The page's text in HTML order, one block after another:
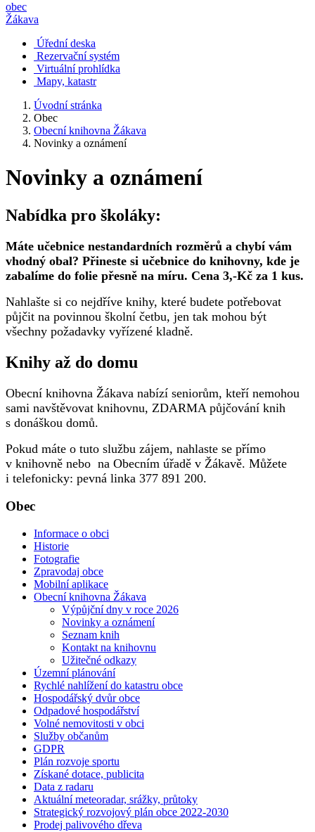
obec
Žákava
Úřední deska
Rezervační systém
Virtuální prohlídka
Mapy, katastr
Úvodní stránka
Obec
Obecní knihovna Žákava
Novinky a oznámení
Novinky a oznámení
Nabídka pro školáky:
Máte učebnice nestandardních rozměrů a chybí vám
vhodný obal? Přineste si učebnice do knihovny, kde je
zabalíme do folie přesně na míru. Cena 3,-Kč za 1 kus.
Nahlašte si co nejdříve knihy, které budete potřebovat
půjčit na povinnou školní četbu, jen tak mohou být
všechny požadavky vyřízené kladně.
Knihy až do domu
Obecní knihovna Žákava nabízí seniorům, kteří nemohou
sami navštěvovat knihovnu, ZDARMA půjčování knih
s donáškou domů.
Pokud máte o tuto službu zájem, nahlaste se přímo
v knihovně nebo na Obecním úřadě v Žákavě. Můžete
i telefonicky: pevná linka 377 891 200.
Obec
Informace o obci
Historie
Fotografie
Zpravodaj obce
Mobilní aplikace
Obecní knihovna Žákava
Výpůjční dny v roce 2026
Novinky a oznámení
Seznam knih
Kontakt na knihovnu
Užitečné odkazy
Územní plánování
Rychlé nahlížení do katastru obce
Hospodářský dvůr obce
Odpadové hospodářství
Volné nemovitosti v obci
Služby občanům
GDPR
Plán rozvoje sportu
Získané dotace, publicita
Data z radaru
Aktuální meteoradar, srážky, průtoky
Strategický rozvojový plán obce 2022-2030
Prodej palivového dřeva